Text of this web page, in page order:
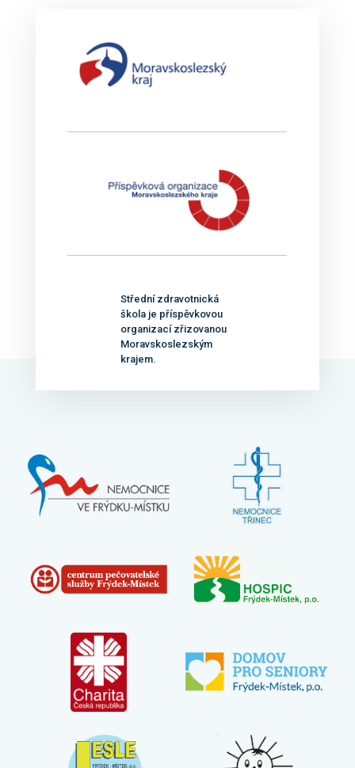
Střední zdravotnická
škola je příspěvkovou
organizací zřizovanou
Moravskoslezským
krajem.